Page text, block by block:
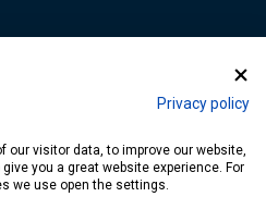
Privacy policy
our visitor data, to improve our website,
you a great website experience. For
we use open the settings.